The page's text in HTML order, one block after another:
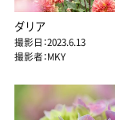
ダリア
撮影日：2023.6.13
撮影者：MKY